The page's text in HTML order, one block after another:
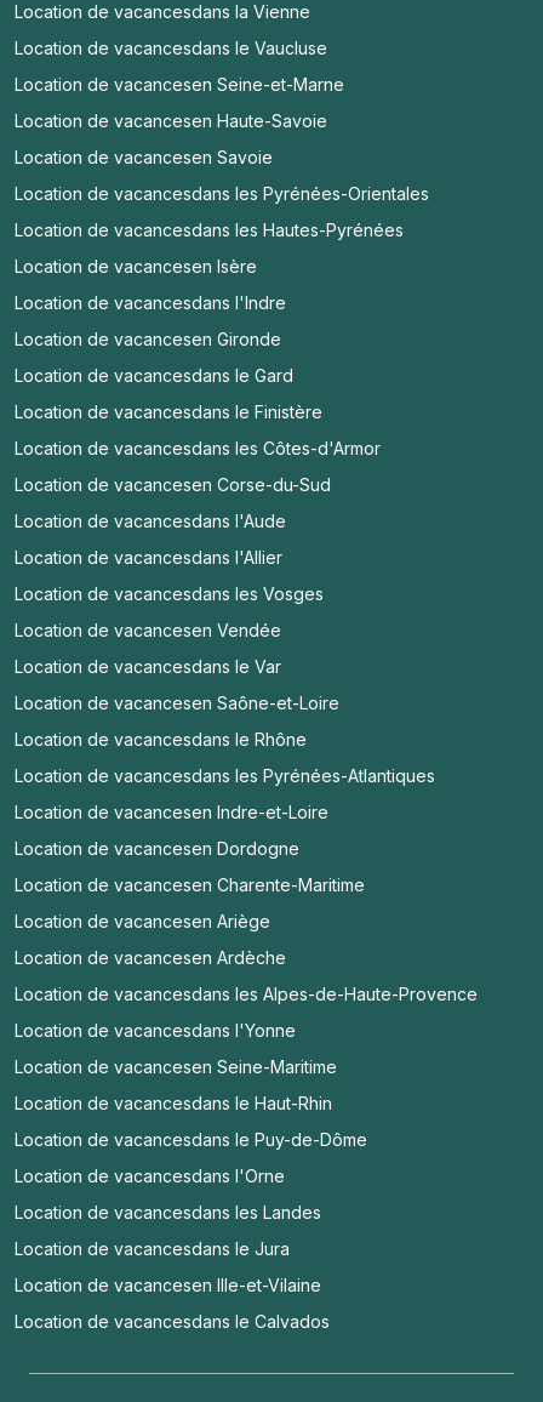
Location de vacancesdans la Vienne
Location de vacancesdans le Vaucluse
Location de vacancesen Seine-et-Marne
Location de vacancesen Haute-Savoie
Location de vacancesen Savoie
Location de vacancesdans les Pyrénées-Orientales
Location de vacancesdans les Hautes-Pyrénées
Location de vacancesen Isère
Location de vacancesdans l'Indre
Location de vacancesen Gironde
Location de vacancesdans le Gard
Location de vacancesdans le Finistère
Location de vacancesdans les Côtes-d'Armor
Location de vacancesen Corse-du-Sud
Location de vacancesdans l'Aude
Location de vacancesdans l'Allier
Location de vacancesdans les Vosges
Location de vacancesen Vendée
Location de vacancesdans le Var
Location de vacancesen Saône-et-Loire
Location de vacancesdans le Rhône
Location de vacancesdans les Pyrénées-Atlantiques
Location de vacancesen Indre-et-Loire
Location de vacancesen Dordogne
Location de vacancesen Charente-Maritime
Location de vacancesen Ariège
Location de vacancesen Ardèche
Location de vacancesdans les Alpes-de-Haute-Provence
Location de vacancesdans l'Yonne
Location de vacancesen Seine-Maritime
Location de vacancesdans le Haut-Rhin
Location de vacancesdans le Puy-de-Dôme
Location de vacancesdans l'Orne
Location de vacancesdans les Landes
Location de vacancesdans le Jura
Location de vacancesen Ille-et-Vilaine
Location de vacancesdans le Calvados